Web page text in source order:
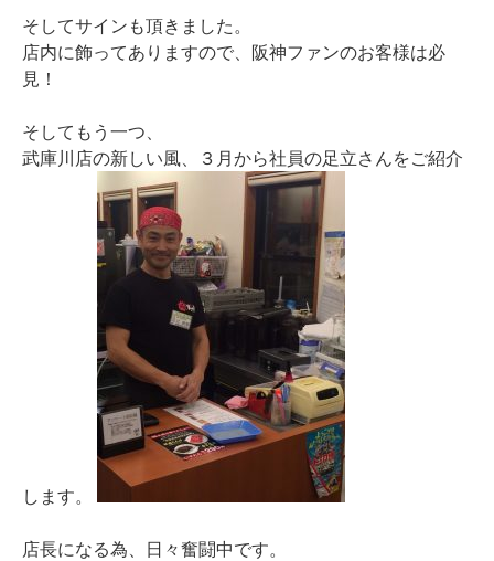
そしてサインも頂きました。
店内に飾ってありますので、阪神ファンのお客様は必
見！
そしてもう一つ、
武庫川店の新しい風、３月から社員の足立さんをご紹介
します。
店長になる為、日々奮闘中です。